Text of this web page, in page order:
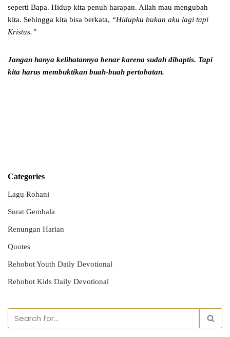
seperti Bapa. Hidup kita penuh harapan. Allah mau mengubah
kita. Sehingga kita bisa berkata, “Hidupku bukan aku lagi tapi
Kristus.”
Jangan hanya kelihatannya benar karena sudah dibaptis. Tapi
kita harus membuktikan buah-buah pertobatan.
Categories
Lagu Rohani
Surat Gembala
Renungan Harian
Quotes
Rehobot Youth Daily Devotional
Rehobot Kids Daily Devotional